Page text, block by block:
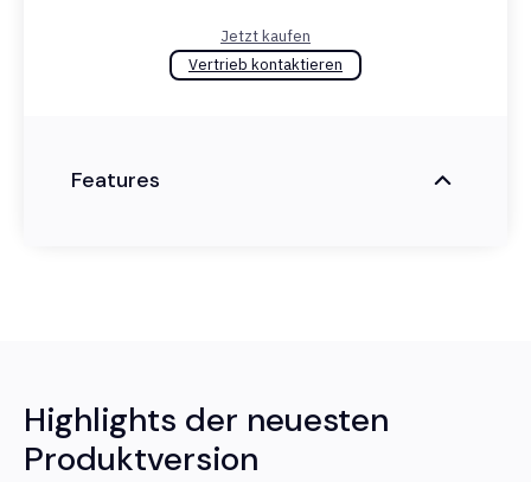
Jetzt kaufen
Vertrieb kontaktieren
Features
Highlights der neuesten
Produktversion